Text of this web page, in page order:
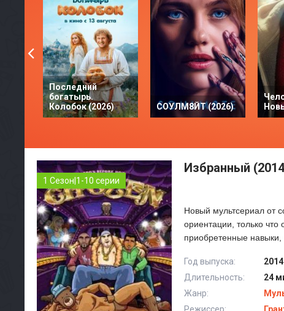
Последний
богатырь.
Колобок (2026)
СОУЛМ8ЙТ (2026)
1 Сезон|1-10 серии
Избранный
Новый мультсериал от
ориентации, только
приобретенные навыки,
Год выпуска:
2014
Длительность:
24
Жанр: